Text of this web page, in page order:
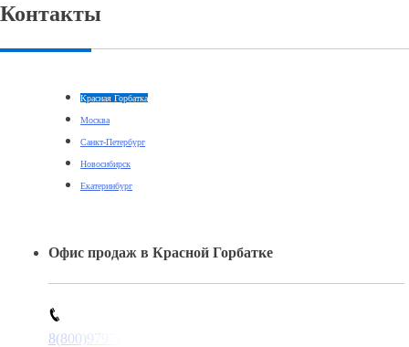
Контакты
Красная Горбатка
Москва
Санкт-Петербург
Новосибирск
Екатеринбург
Офис продаж в Красной Горбатке
8(800)9797043